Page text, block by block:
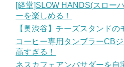
[経堂]SLOW HANDS(スロー
ーを楽しめる！
【奥渋谷】チーズスタンドの
コーヒー専用タンブラーCB
高すぎる！
ネスカフェアンバサダーを自